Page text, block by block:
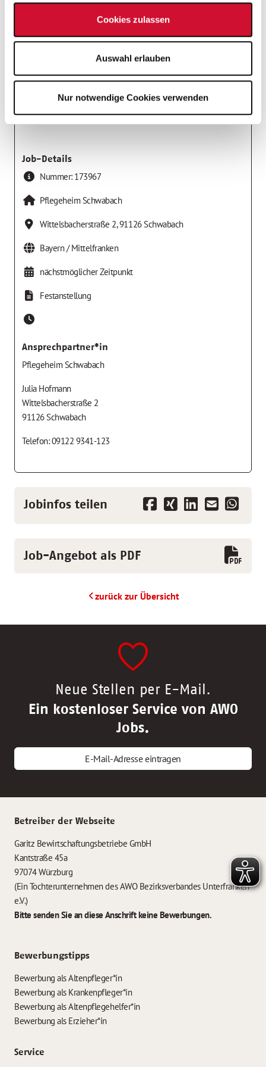
Cookies zulassen
Auswahl erlauben
Nur notwendige Cookies verwenden
Arbeitgeber
AWO Kreisverband Mittelfranken-Süd e.V.
Job-Details
Nummer: 173967
Pflegeheim Schwabach
Wittelsbacherstraße 2,91126Schwabach
Bayern / Mittelfranken
nächstmöglicher Zeitpunkt
Festanstellung
Ansprechpartner*in
Pflegeheim Schwabach
Julia Hofmann
Wittelsbacherstraße 2
91126 Schwabach
Telefon: 09122 9341-123
Jobinfos teilen
Job-Angebot als PDF
zurück zur Übersicht
Neue Stellen per E-Mail.
Ein kostenloser Service von AWO
Jobs.
E-Mail-Adresse eintragen
Betreiber der Webseite
Garitz Bewirtschaftungsbetriebe GmbH
Kantstraße 45a
97074 Würzburg
(Ein Tochterunternehmen des AWO Bezirksverbandes Unterfranken
e.V.)
Bitte senden Sie an diese Anschrift keine Bewerbungen.
Bewerbungstipps
Bewerbung als Altenpfleger*in
Bewerbung als Krankenpfleger*in
Bewerbung als Altenpflegehelfer*in
Bewerbung als Erzieher*in
Service